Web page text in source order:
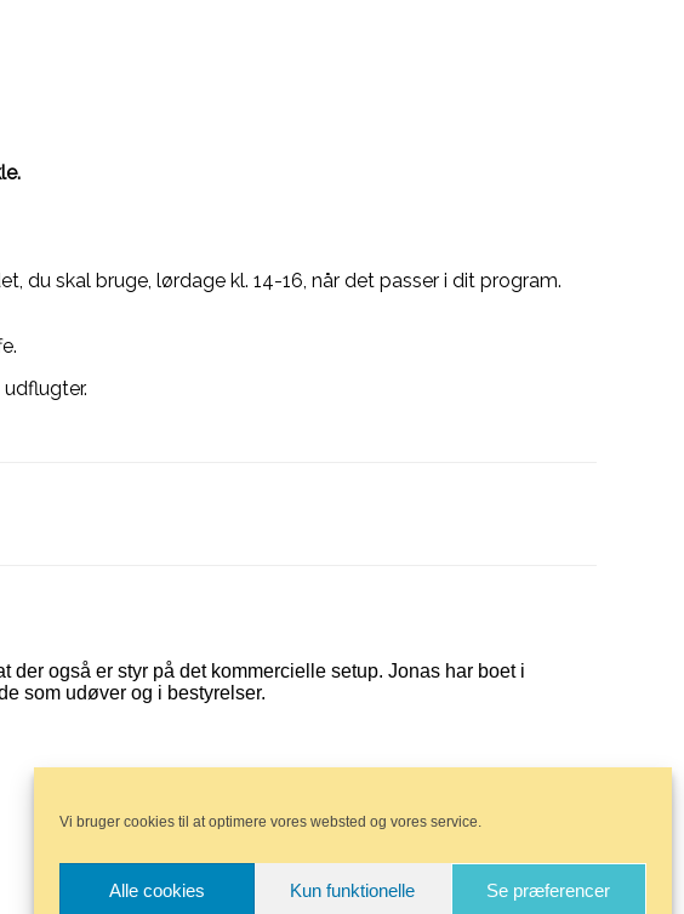
Vi bruger cookies til at optimere vores websted og vores service.
Alle cookies Kun funktionelle Se præferencer
du skal bruge, lørdage kl. 14-16, når det passer i dit program.
også er styr på det kommercielle setup. Jonas har boet i
som udøver og i bestyrelser.